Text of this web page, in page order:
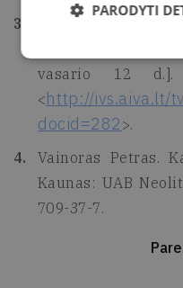
[interaktyvus].
vasario 12 d.].
<http://ivs.aiva.lt/
docid=282 >.
Vainoras Petras.
Kaunas: UAB
709-37-7.
PARODYTI